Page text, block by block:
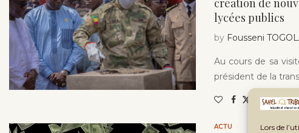
Lors de
création de
lycées publics
by Fousseni
Au cours de sa
président de la
ACTU